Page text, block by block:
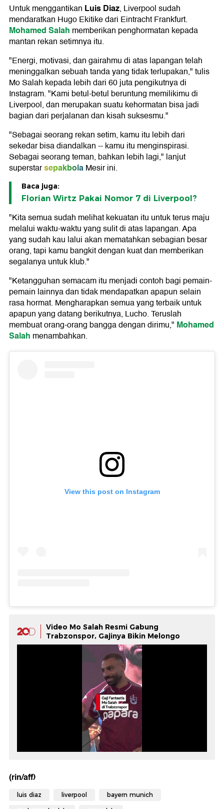
Untuk menggantikan Luis Diaz, Liverpool sudah
mendaratkan Hugo Ekitike dari Eintracht Frankfurt.
Mohamed Salah memberikan penghormatan kepada
mantan rekan setimnya itu.
"Energi, motivasi, dan gairahmu di atas lapangan telah
meninggalkan sebuah tanda yang tidak terlupakan," tulis
Mo Salah kepada lebih dari 60 juta pengikutnya di
Instagram. "Kami betul-betul beruntung memilikimu di
Liverpool, dan merupakan suatu kehormatan bisa jadi
bagian dari perjalanan dan kisah suksesmu."
"Sebagai seorang rekan setim, kamu itu lebih dari
sekedar bisa diandalkan -- kamu itu menginspirasi.
Sebagai seorang teman, bahkan lebih lagi," lanjut
superstarsepakbolaMesir ini.
Baca juga:
Florian Wirtz Pakai Nomor 7 di Liverpool?
"Kita semua sudah melihat kekuatan itu untuk terus maju
melalui waktu-waktu yang sulit di atas lapangan. Apa
yang sudah kau lalui akan mematahkan sebagian besar
orang, tapi kamu bangkit dengan kuat dan memberikan
segalanya untuk klub."
"Ketangguhan semacam itu menjadi contoh bagi pemain-
pemain lainnya dan tidak mendapatkan apapun selain
rasa hormat. Mengharapkan semua yang terbaik untuk
apapun yang datang berikutnya, Lucho. Teruslah
membuat orang-orang bangga dengan dirimu," Mohamed
Salah menambahkan.
View this post on Instagram
Video Mo Salah Resmi Gabung
Trabzonspor, Gajinya Bikin Melongo
(rin/aff)
luis diaz liverpool bayern munich